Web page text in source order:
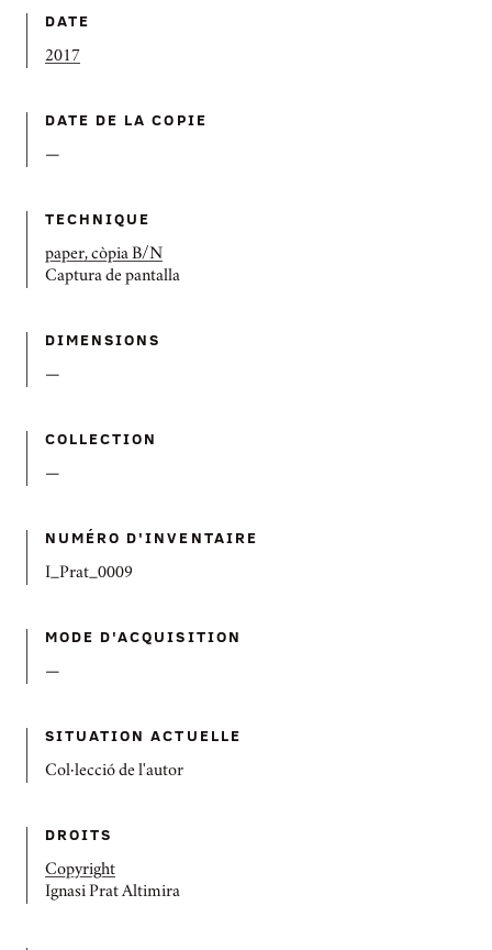
DATE
2017
DATE DE LA COPIE
—
TECHNIQUE
paper, còpia B/N
Captura de pantalla
DIMENSIONS
—
COLLECTION
—
NUMÉRO D'INVENTAIRE
I_Prat_0009
MODE D'ACQUISITION
—
SITUATION ACTUELLE
Col·lecció de l'autor
DROITS
Copyright
Ignasi Prat Altimira